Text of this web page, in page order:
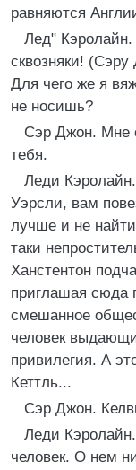
равняются
Лед"
сквозняки!
Для чего же я
не носишь?
Сэр Джон. Мне
тебя.
Леди
Уэрсли, вам
лучше и не
таки
Ханстентон
приглашая сюда
смешанное
человек
привилегия. А
Кеттль...
Сэр Джон.
Леди
человек. О нем